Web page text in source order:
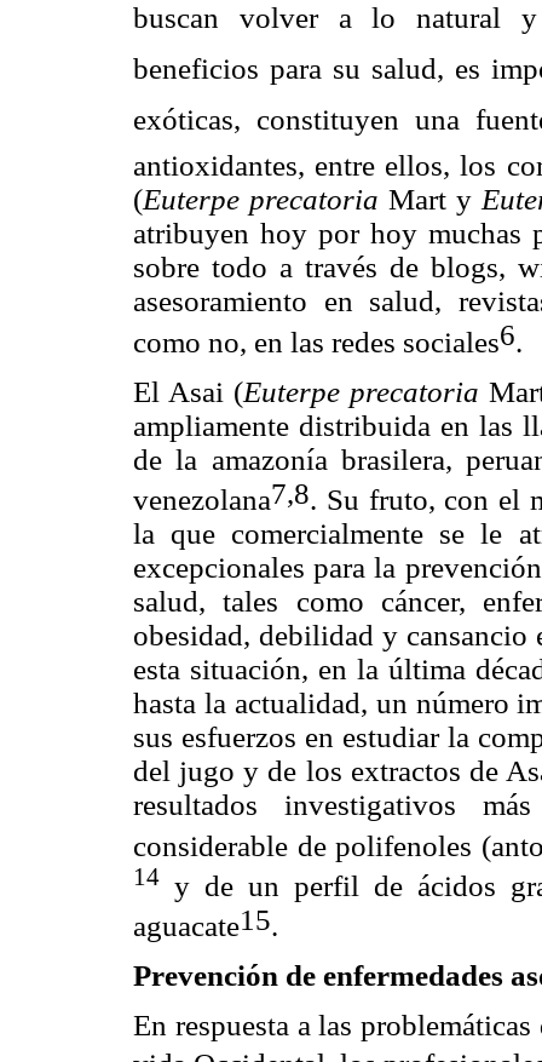
buscan volver a lo natural
beneficios para su salud, es
exóticas, constituyen una
antioxidantes, entre ellos, los
(Euterpe precatoriaMart y
atribuyen hoy por hoy muchas
sobre todo a través de blogs,
asesoramiento en salud,
como no, en las redes sociales6.
El Asai (Euterpe precatoria
ampliamente distribuida en las
de la amazonía brasilera,
venezolana7,8. Su fruto, con el
la que comercialmente se le
excepcionales para la
salud, tales como cáncer,
obesidad, debilidad y
esta situación, en la última
hasta la actualidad, un número
sus esfuerzos en estudiar la
del jugo y de los extractos de
resultados investigativos
considerable de polifenoles
14 y de un perfil de ácidos
aguacate15.
Prevención de enfermedades
En respuesta a las